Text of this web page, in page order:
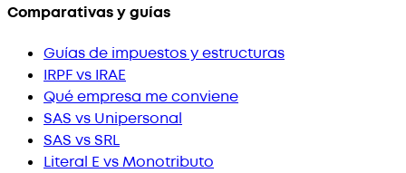
Comparativas y guías
Guías de impuestos y estructuras
IRPF vs IRAE
Qué empresa me conviene
SAS vs Unipersonal
SAS vs SRL
Literal E vs Monotributo